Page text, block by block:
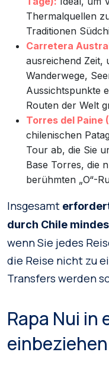
Thermalquellen
Traditionen
Carretera
ausreichend Zeit,
Wanderwege,
Aussichtspunkte
Routen der Welt
Torres del Paine
chilenischen
Tour ab, die Sie
Base Torres, die
berühmten „O“-
Insgesamt
durch Chile
wenn Sie jedes
die Reise nicht zu
Transfers werden
Rapa Nui in
einbeziehen